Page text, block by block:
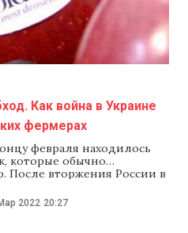
Как война в Украине
фермерах
февраля находилось
которые обычно
После вторжения России в
экспорта стал
с фермерами и выяснил,
яблоки, насколько
и какие
2022 20:27